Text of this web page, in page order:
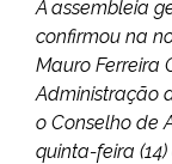
A assembleia
confirmou na
Mauro Ferreira
Administração
o Conselho de
quinta-feira